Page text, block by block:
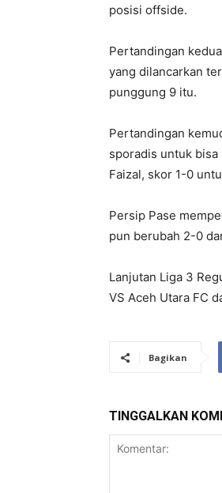
posisi offside.
Pertandingan
yang dilancarkan
punggung 9 itu.
Pertandingan
sporadis untuk
Faizal, skor 1-0
Persip Pase
pun berubah 2-0
Lanjutan Liga 3
VS Aceh Utara FC
Bagikan
TINGGALKAN